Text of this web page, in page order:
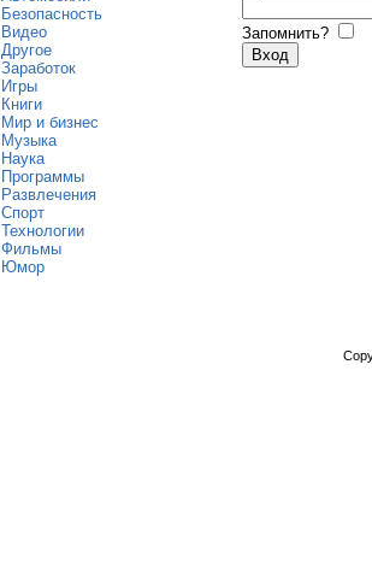
Безопасность
Видео
Другое
Заработок
Игры
Книги
Мир и бизнес
Музыка
Наука
Программы
Развлечения
Спорт
Технологии
Фильмы
Юмор
Запомнить?